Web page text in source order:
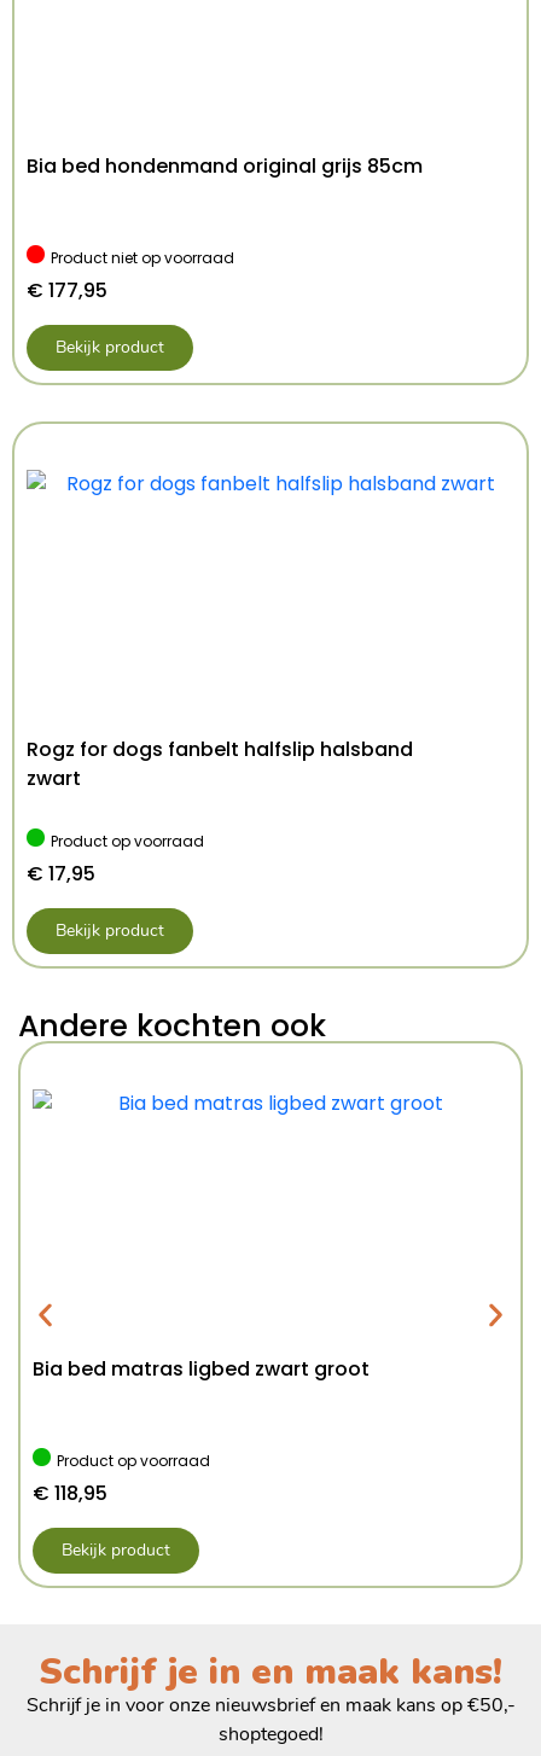
Bia bed hondenmand original grijs 85cm
Product niet op voorraad
€ 177,95
Bekijk product
Rogz for dogs fanbelt halfslip halsband
zwart
Product op voorraad
€ 17,95
Bekijk product
Andere kochten ook
Bia bed matras ligbed zwart groot
Product op voorraad
€ 118,95
Bekijk product
Schrijf je in en maak kans!
Schrijf je in voor onze nieuwsbrief en maak kans op €50,-
shoptegoed!